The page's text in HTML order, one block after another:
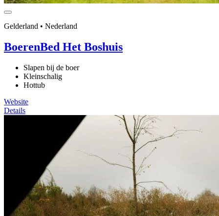
Gelderland • Nederland
BoerenBed Het Boshuis
Slapen bij de boer
Kleinschalig
Hottub
Website
Details